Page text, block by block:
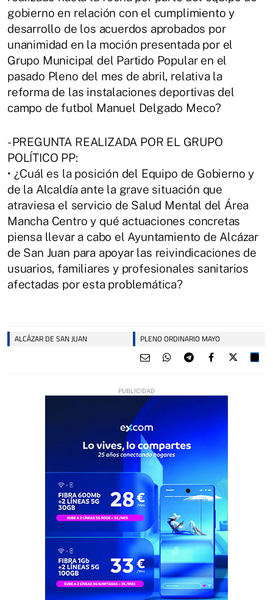
gobierno en relación con el cumplimiento y
desarrollo de los acuerdos aprobados por
unanimidad en la moción presentada por el
Grupo Municipal del Partido Popular en el
pasado Pleno del mes de abril, relativa la
reforma de las instalaciones deportivas del
campo de futbol Manuel Delgado Meco?
- PREGUNTA REALIZADA POR EL GRUPO
POLÍTICO PP:
• ¿Cuál es la posición del Equipo de Gobierno y
de la Alcaldía ante la grave situación que
atraviesa el servicio de Salud Mental del Área
Mancha Centro y qué actuaciones concretas
piensa llevar a cabo el Ayuntamiento de Alcázar
de San Juan para apoyar las reivindicaciones de
usuarios, familiares y profesionales sanitarios
afectadas por esta problemática?
ALCÁZAR DE SAN JUAN PLENO ORDINARIO MAYO